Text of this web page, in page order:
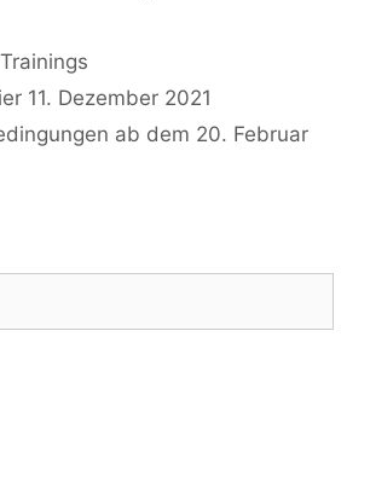
Trainings
11. Dezember 2021
ab dem 20. Februar